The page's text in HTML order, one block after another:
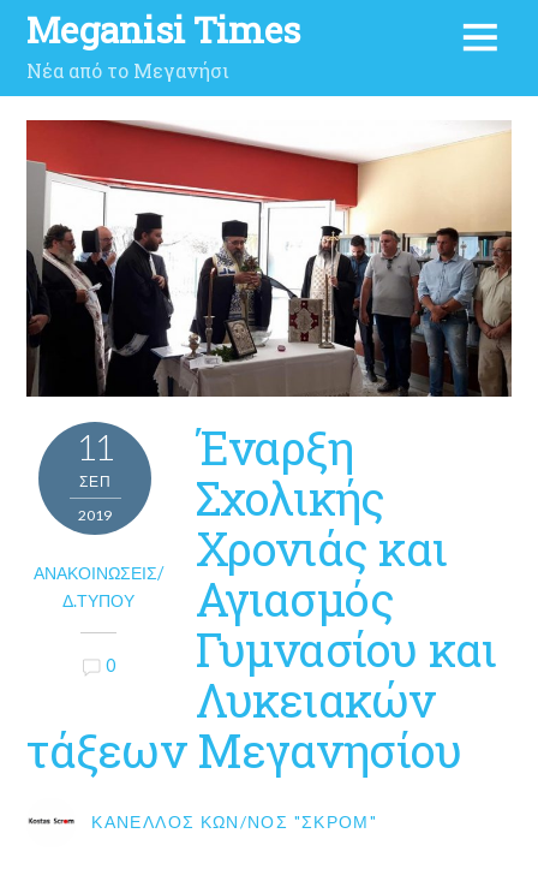
Meganisi Times
Νέα από το Μεγανήσι
11
ΣΕΠ
2019
ΑΝΑΚΟΙΝΏΣΕΙΣ/
Δ.ΤΎΠΟΥ
0
Έναρξη
Σχολικής
Χρονιάς και
Αγιασμός
Γυμνασίου και
Λυκειακών
τάξεων Μεγανησίου
ΚΑΝΈΛΛΟΣ ΚΩΝ/ΝΟΣ "ΣΚΡΟΜ"